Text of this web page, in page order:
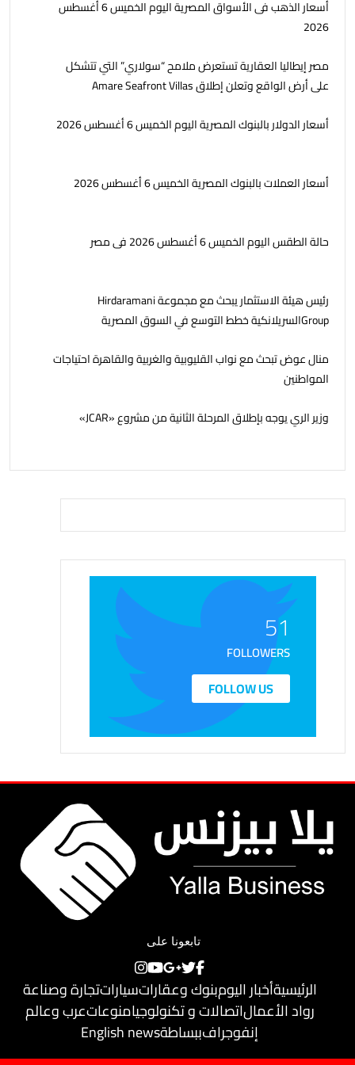
أسعار الذهب فى الأسواق المصرية اليوم الخميس 6 أغسطس
2026
مصر إيطاليا العقارية تستعرض ملامح “سولاري” التي تتشكل
على أرض الواقع وتعلن إطلاق Amare Seafront Villas
أسعار الدولار بالبنوك المصرية اليوم الخميس 6 أغسطس 2026
أسعار العملات بالبنوك المصرية الخميس 6 أغسطس 2026
حالة الطقس اليوم الخميس 6 أغسطس 2026 فى مصر
رئيس هيئة الاستثمار يبحث مع مجموعة Hirdaramani
Groupالسريلانكية خطط التوسع في السوق المصرية
منال عوض تبحث مع نواب القليوبية والغربية والقاهرة احتياجات
المواطنين
وزير الري يوجه بإطلاق المرحلة الثانية من مشروع «JCAR»
51
FOLLOWERS
FOLLOW US
تابعونا على
الرئيسيةأخبار اليومبنوك وعقاراتسياراتتجارة وصناعة
رواد الأعمالاتصالات و تكنولوجيامنوعاتعرب وعالم
إنفوجرافببساطةEnglish news